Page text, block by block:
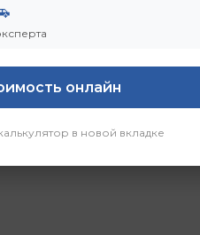
онлайн
в новой вкладке